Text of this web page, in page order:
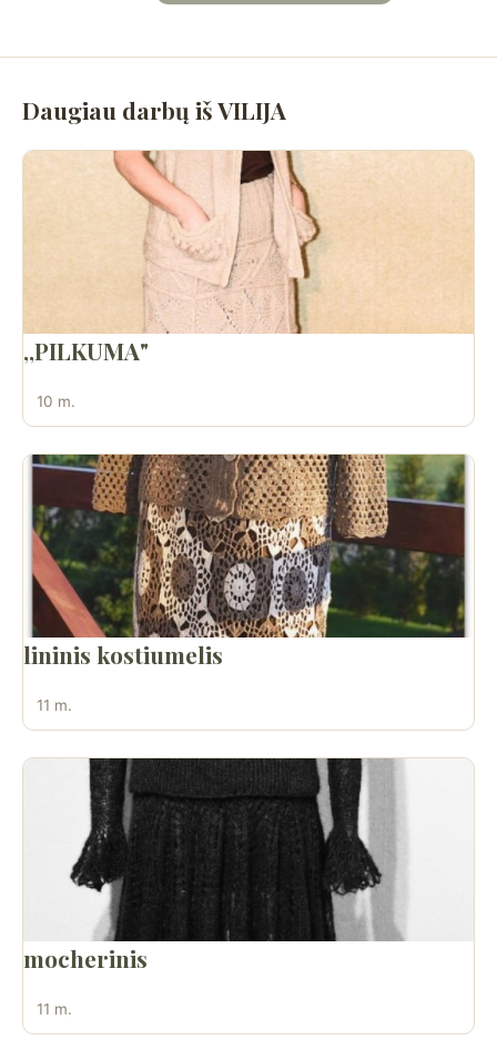
Daugiau darbų iš VILIJA
,,PILKUMA"
10 m.
lininis kostiumelis
11 m.
mocherinis
11 m.